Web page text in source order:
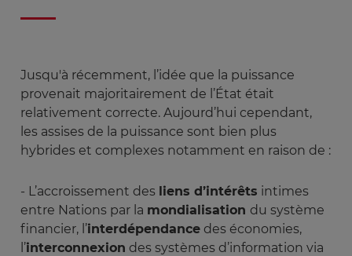
Jusqu'à récemment, l’idée que la puissance
provenait majoritairement de l’État était
relativement correcte. Aujourd’hui cependant,
les assises de la puissance sont bien plus
hybrides et complexes notamment en raison de :
- L’accroissement des liens d’intérêts intimes
entre Nations par la mondialisation du système
financier, l’interdépendance des économies,
l’interconnexion des systèmes d’information via